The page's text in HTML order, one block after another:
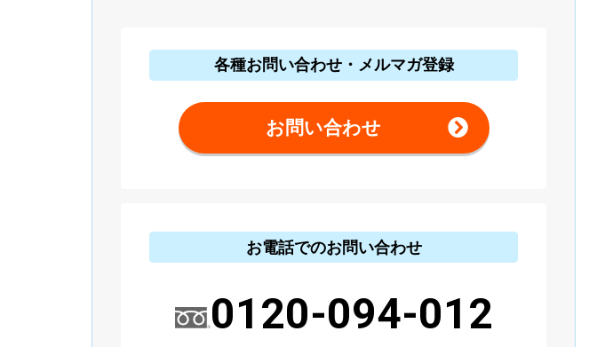
各種お問い合わせ・メルマガ登録
お問い合わせ
お電話でのお問い合わせ
0120-094-012